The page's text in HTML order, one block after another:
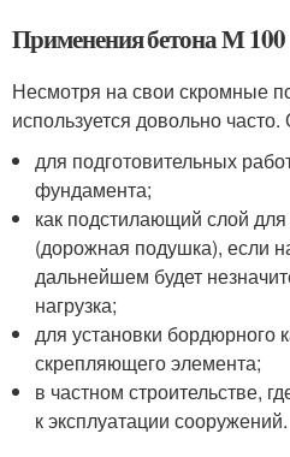
Применения бетона М 100
Несмотря на свои скромные
используется довольно
для подготовительных
фундамента;
как подстилающий слой
(дорожная подушка), если
дальнейшем будет
нагрузка;
для установки бордюрного
скрепляющего элемента;
в частном строительстве,
к эксплуатации сооружений.